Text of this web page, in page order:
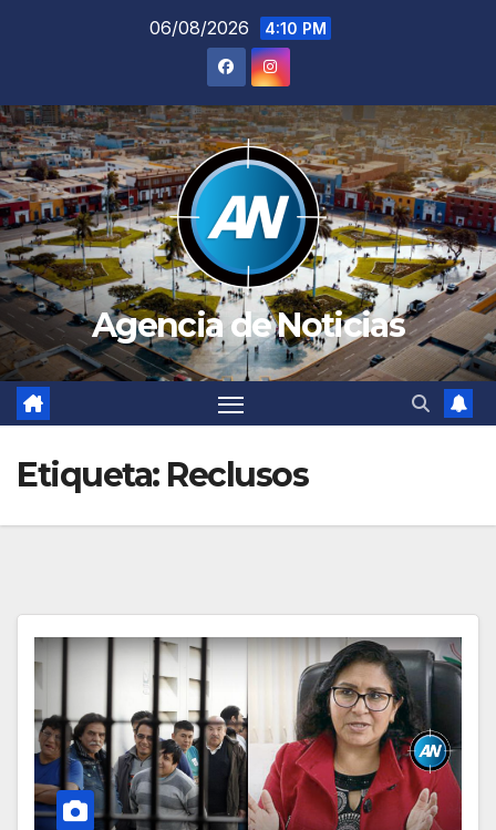
06/08/2026 4:10 PM
Agencia de Noticias
Etiqueta: Reclusos